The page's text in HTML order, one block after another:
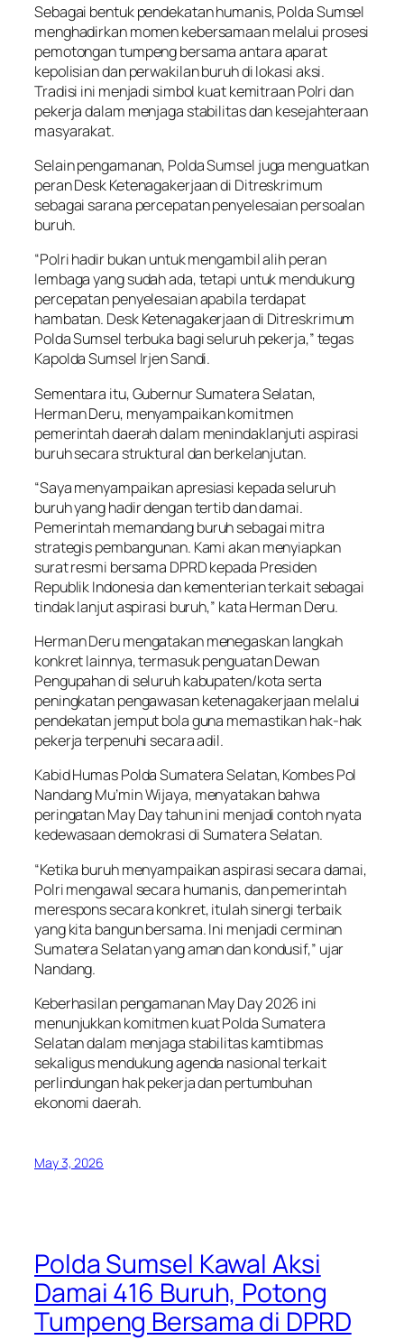
Sebagai bentuk pendekatan humanis, Polda Sumsel
menghadirkan momen kebersamaan melalui prosesi
pemotongan tumpeng bersama antara aparat
kepolisian dan perwakilan buruh di lokasi aksi.
Tradisi ini menjadi simbol kuat kemitraan Polri dan
pekerja dalam menjaga stabilitas dan kesejahteraan
masyarakat.
Selain pengamanan, Polda Sumsel juga menguatkan
peran Desk Ketenagakerjaan di Ditreskrimum
sebagai sarana percepatan penyelesaian persoalan
buruh.
“Polri hadir bukan untuk mengambil alih peran
lembaga yang sudah ada, tetapi untuk mendukung
percepatan penyelesaian apabila terdapat
hambatan. Desk Ketenagakerjaan di Ditreskrimum
Polda Sumsel terbuka bagi seluruh pekerja,” tegas
Kapolda Sumsel Irjen Sandi.
Sementara itu, Gubernur Sumatera Selatan,
Herman Deru, menyampaikan komitmen
pemerintah daerah dalam menindaklanjuti aspirasi
buruh secara struktural dan berkelanjutan.
“Saya menyampaikan apresiasi kepada seluruh
buruh yang hadir dengan tertib dan damai.
Pemerintah memandang buruh sebagai mitra
strategis pembangunan. Kami akan menyiapkan
surat resmi bersama DPRD kepada Presiden
Republik Indonesia dan kementerian terkait sebagai
tindak lanjut aspirasi buruh,” kata Herman Deru.
Herman Deru mengatakan menegaskan langkah
konkret lainnya, termasuk penguatan Dewan
Pengupahan di seluruh kabupaten/kota serta
peningkatan pengawasan ketenagakerjaan melalui
pendekatan jemput bola guna memastikan hak-hak
pekerja terpenuhi secara adil.
Kabid Humas Polda Sumatera Selatan, Kombes Pol
Nandang Mu’min Wijaya, menyatakan bahwa
peringatan May Day tahun ini menjadi contoh nyata
kedewasaan demokrasi di Sumatera Selatan.
“Ketika buruh menyampaikan aspirasi secara damai,
Polri mengawal secara humanis, dan pemerintah
merespons secara konkret, itulah sinergi terbaik
yang kita bangun bersama. Ini menjadi cerminan
Sumatera Selatan yang aman dan kondusif,” ujar
Nandang.
Keberhasilan pengamanan May Day 2026 ini
menunjukkan komitmen kuat Polda Sumatera
Selatan dalam menjaga stabilitas kamtibmas
sekaligus mendukung agenda nasional terkait
perlindungan hak pekerja dan pertumbuhan
ekonomi daerah.
May 3, 2026
Polda Sumsel Kawal Aksi
Damai 416 Buruh, Potong
Tumpeng Bersama di DPRD